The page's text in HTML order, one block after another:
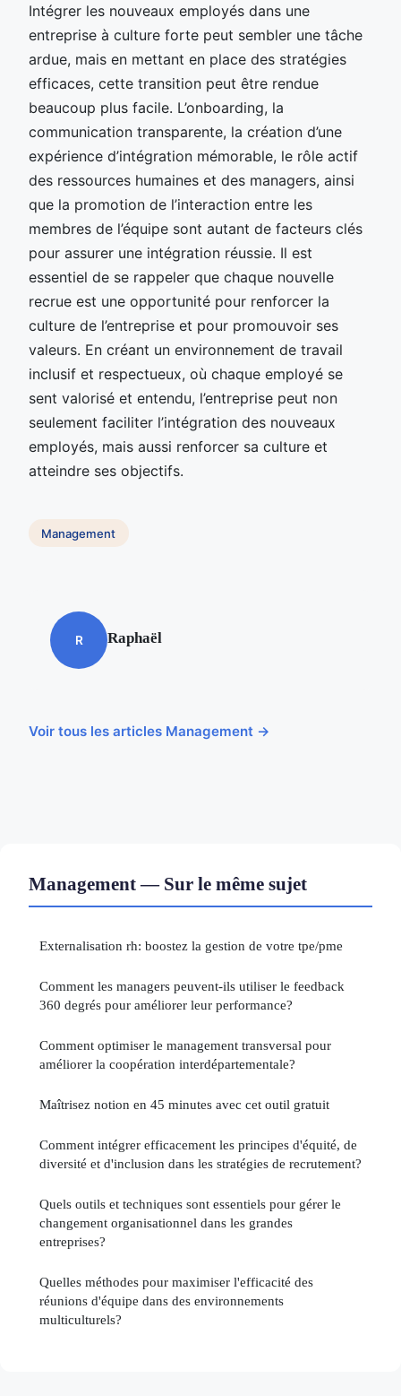
Intégrer les nouveaux employés dans une
entreprise à culture forte peut sembler une tâche
ardue, mais en mettant en place des stratégies
efficaces, cette transition peut être rendue
beaucoup plus facile. L’onboarding, la
communication transparente, la création d’une
expérience d’intégration mémorable, le rôle actif
des ressources humaines et des managers, ainsi
que la promotion de l’interaction entre les
membres de l’équipe sont autant de facteurs clés
pour assurer une intégration réussie. Il est
essentiel de se rappeler que chaque nouvelle
recrue est une opportunité pour renforcer la
culture de l’entreprise et pour promouvoir ses
valeurs. En créant un environnement de travail
inclusif et respectueux, où chaque employé se
sent valorisé et entendu, l’entreprise peut non
seulement faciliter l’intégration des nouveaux
employés, mais aussi renforcer sa culture et
atteindre ses objectifs.
Management
R Raphaël
Voir tous les articles Management →
Management — Sur le même sujet
Externalisation rh: boostez la gestion de votre tpe/pme
Comment les managers peuvent-ils utiliser le feedback
360 degrés pour améliorer leur performance?
Comment optimiser le management transversal pour
améliorer la coopération interdépartementale?
Maîtrisez notion en 45 minutes avec cet outil gratuit
Comment intégrer efficacement les principes d'équité, de
diversité et d'inclusion dans les stratégies de recrutement?
Quels outils et techniques sont essentiels pour gérer le
changement organisationnel dans les grandes
entreprises?
Quelles méthodes pour maximiser l'efficacité des
réunions d'équipe dans des environnements
multiculturels?